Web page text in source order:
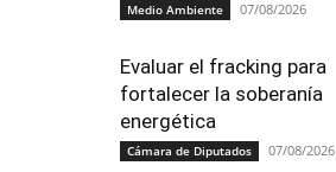
Medio Ambiente 07/08/2026
Evaluar el fracking para
fortalecer la soberanía
energética
Cámara de Diputados 07/08/2026